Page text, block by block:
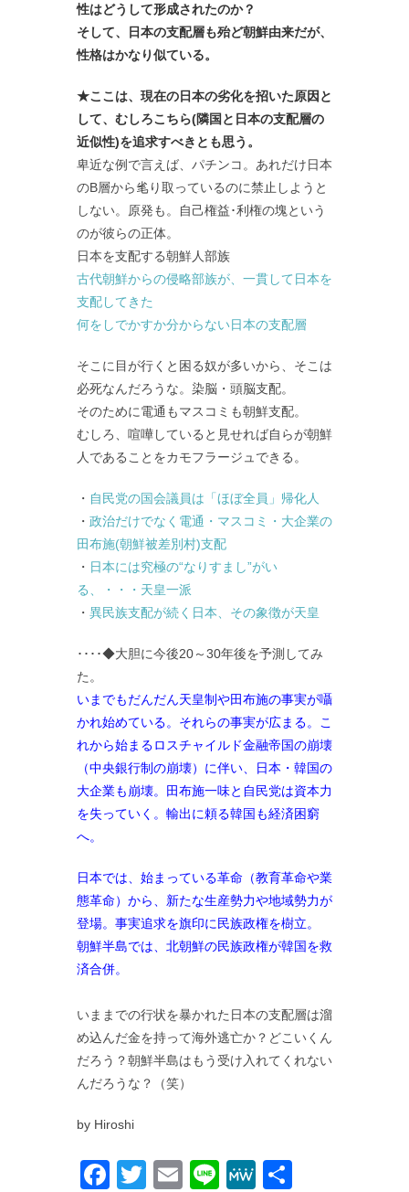
性はどうして形成されたのか？
そして、日本の支配層も殆ど朝鮮由来だが、
性格はかなり似ている。
★ここは、現在の日本の劣化を招いた原因と
して、むしろこちら(隣国と日本の支配層の
近似性)を追求すべきとも思う。
卑近な例で言えば、パチンコ。あれだけ日本
のB層から毟り取っているのに禁止しようと
しない。原発も。自己権益･利権の塊という
のが彼らの正体。
日本を支配する朝鮮人部族
古代朝鮮からの侵略部族が、一貫して日本を
支配してきた
何をしでかすか分からない日本の支配層
そこに目が行くと困る奴が多いから、そこは
必死なんだろうな。染脳・頭脳支配。
そのために電通もマスコミも朝鮮支配。
むしろ、喧嘩していると見せれば自らが朝鮮
人であることをカモフラージュできる。
・ 自民党の国会議員は「ほぼ全員」帰化人
・ 政治だけでなく電通・マスコミ・大企業の
田布施(朝鮮被差別村)支配
・ 日本には究極の“なりすまし”がい
る、・・・天皇一派
・ 異民族支配が続く日本、その象徴が天皇
････◆大胆に今後20～30年後を予測してみ
た。
いまでもだんだん天皇制や田布施の事実が囁
かれ始めている。それらの事実が広まる。
こ
れから始まるロスチャイルド金融帝国の崩壊
（中央銀行制の崩壊）に伴い、日本・韓国の
大企業も崩壊。
田布施一味と自民党は資本力
を失っていく。輸出に頼る韓国も経済困窮
へ。
日本では、始まっている革命（教育革命や業
態革命）から、新たな生産勢力や地域勢力が
登場。 事実追求を旗印に民族政権を樹立。
朝鮮半島では、北朝鮮の民族政権が韓国を救
済合併。
いままでの行状を暴かれた日本の支配層は溜
め込んだ金を持って海外逃亡か？どこいくん
だろう？朝鮮半島はもう受け入れてくれない
んだろうな？（笑）
by Hiroshi
Facebook
Twitter
EmailLineMeWe